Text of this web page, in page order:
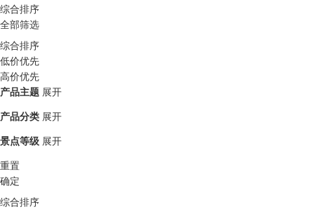
综合排序
全部筛选
综合排序
低价优先
高价优先
产品主题 展开
产品分类 展开
景点等级 展开
重置
确定
综合排序